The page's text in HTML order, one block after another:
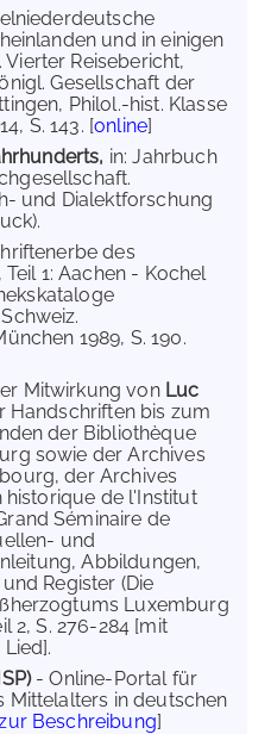
und in einigen
Reisebericht,
Gesellschaft der
Philol.-hist. Klasse
S. 143. [online]
in: Jahrbuch
und Dialektforschung
des
1: Aachen - Kochel
1989, S. 190.
Mitwirkung von Luc
Handschriften bis zum
der Bibliothèque
sowie der Archives
der Archives
historique de l'Institut
Séminaire de
und
Abbildungen,
Register (Die
Luxemburg
2, S. 276-284 [mit
- Online-Portal für
Mittelalters in deutschen
Beschreibung]